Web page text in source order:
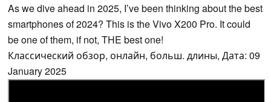
As we dive ahead in 2025, I’ve been thinking about the best
smartphones of 2024? This is the Vivo X200 Pro. It could
be one of them, if not, THE best one!
Классический обзор, онлайн, больш. длины, Дата: 09
January 2025